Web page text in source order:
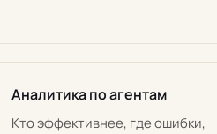
Аналитика по агентам
Кто эффективнее, где ошибки,